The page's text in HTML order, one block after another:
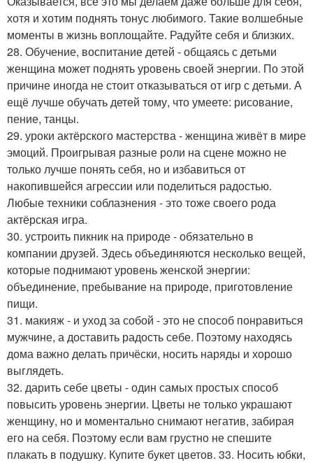
хотя и хотим поднять тонус любимого. Такие волшебные
моменты в жизнь воплощайте. Радуйте себя и близких.
28. Обучение, воспитание детей - общаясь с детьми
женщина может поднять уровень своей энергии. По этой
причине иногда не стоит отказываться от игр с детьми. А
ещё лучше обучать детей тому, что умеете: рисование,
пение, танцы.
29. уроки актёрского мастерства - женщина живёт в мире
эмоций. Проигрывая разные роли на сцене можно не
только лучше понять себя, но и избавиться от
накопившейся агрессии или поделиться радостью.
Любые техники соблазнения - это тоже своего рода
актёрская игра.
30. устроить пикник на природе - обязательно в
компании друзей. Здесь объединяются несколько вещей,
которые поднимают уровень женской энергии:
объединение, пребывание на природе, приготовление
пищи.
31. макияж - и уход за собой - это не способ понравиться
мужчине, а доставить радость себе. Поэтому находясь
дома важно делать причёски, носить наряды и хорошо
выглядеть.
32. дарить себе цветы - один самых простых способ
повысить уровень энергии. Цветы не только украшают
женщину, но и моментально снимают негатив, забирая
его на себя. Поэтому если вам грустно не спешите
плакать в подушку. Купите букет цветов. 33. Носить юбки,